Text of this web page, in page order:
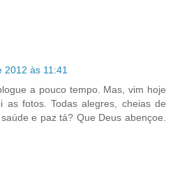
2012 às 11:41
a pouco tempo. Mas, vim hoje
as fotos. Todas alegres, cheias de
e paz tá? Que Deus abençoe.